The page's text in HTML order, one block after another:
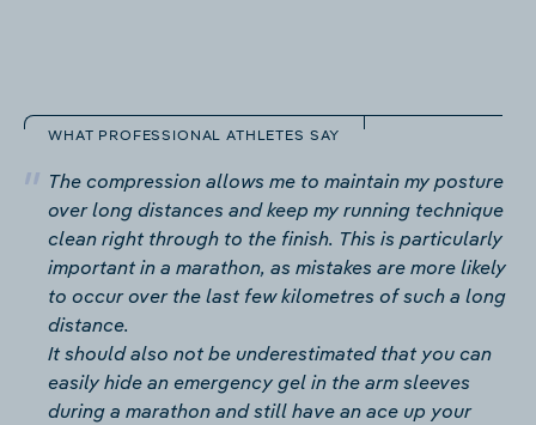
WHAT PROFESSIONAL ATHLETES SAY
The compression allows me to maintain my posture
over long distances and keep my running technique
clean right through to the finish. This is particularly
important in a marathon, as mistakes are more likely
to occur over the last few kilometres of such a long
distance.
It should also not be underestimated that you can
easily hide an emergency gel in the arm sleeves
during a marathon and still have an ace up your